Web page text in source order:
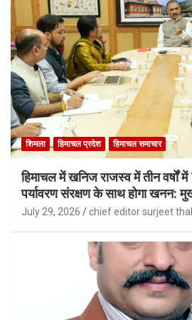
शिमला हिमाचल प्रदेश हिमाचल समाचार
हिमाचल में खनिज राजस्व में तीन वर्षों
पर्यावरण संरक्षण के साथ होगा खनन:
July 29, 2026 chief editor surjeet